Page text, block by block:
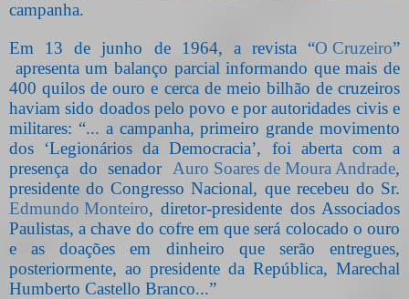
campanha.
Em 13 de junho de 1964, a revista “O Cruzeiro”
apresenta um balanço parcial informando que mais de
400 quilos de ouro e cerca de meio bilhão de cruzeiros
haviam sido doados pelo povo e por autoridades civis e
militares: “... a campanha, primeiro grande movimento
dos ‘Legionários da Democracia’, foi aberta com a
presença do senador Auro Soares de Moura Andrade,
presidente do Congresso Nacional, que recebeu do Sr.
Edmundo Monteiro, diretor-presidente dos Associados
Paulistas, a chave do cofre em que será colocado o ouro
e as doações em dinheiro que serão entregues,
posteriormente, ao presidente da República, Marechal
Humberto Castello Branco...”